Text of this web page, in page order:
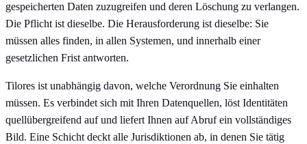
gespeicherten Daten zuzugreifen und deren Löschung zu verlangen.
Die Pflicht ist dieselbe. Die Herausforderung ist dieselbe: Sie
müssen alles finden, in allen Systemen, und innerhalb einer
gesetzlichen Frist antworten.
Tilores ist unabhängig davon, welche Verordnung Sie einhalten
müssen. Es verbindet sich mit Ihren Datenquellen, löst Identitäten
quellübergreifend auf und liefert Ihnen auf Abruf ein vollständiges
Bild. Eine Schicht deckt alle Jurisdiktionen ab, in denen Sie tätig